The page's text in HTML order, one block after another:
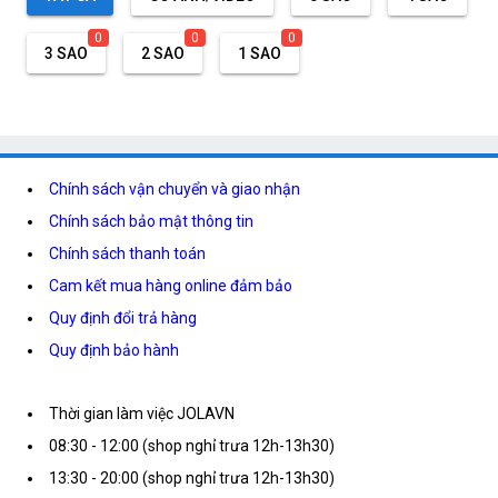
3 SAO
0
2 SAO
0
1 SAO
0
Chính sách vận chuyển và giao nhận
Chính sách bảo mật thông tin
Chính sách thanh toán
Cam kết mua hàng online đảm bảo
Quy định đổi trả hàng
Quy định bảo hành
Thời gian làm việc JOLAVN
08:30 - 12:00 (shop nghỉ trưa 12h-13h30)
13:30 - 20:00 (shop nghỉ trưa 12h-13h30)